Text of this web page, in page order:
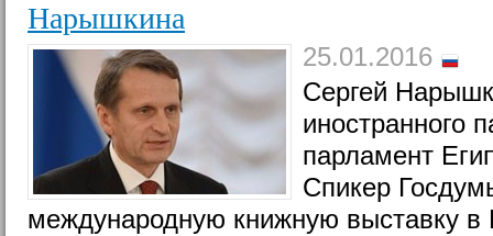
Нарышкина
25.01.2016
Сергей
иностранного
парламент
Спикер
международную книжную выставку в